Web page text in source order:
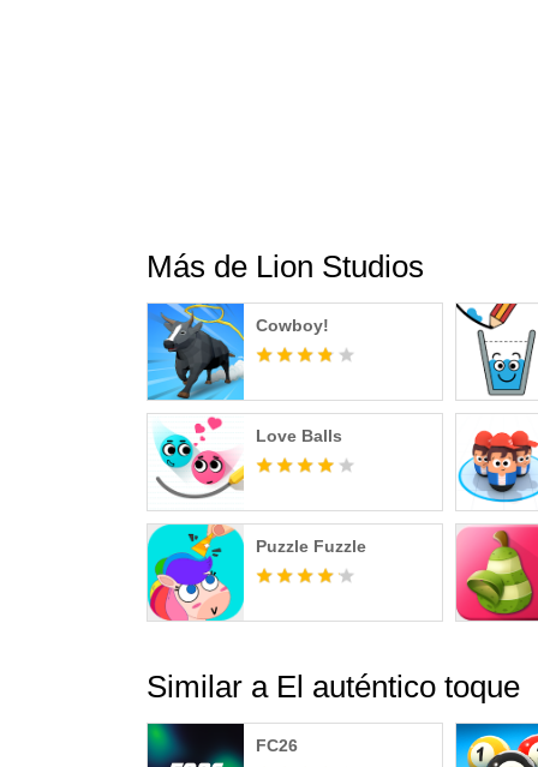
Más de Lion Studios
Cowboy!
Love Balls
Puzzle Fuzzle
Similar a El auténtico toque
FC26